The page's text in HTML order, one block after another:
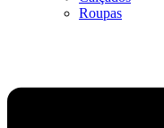
Roupas